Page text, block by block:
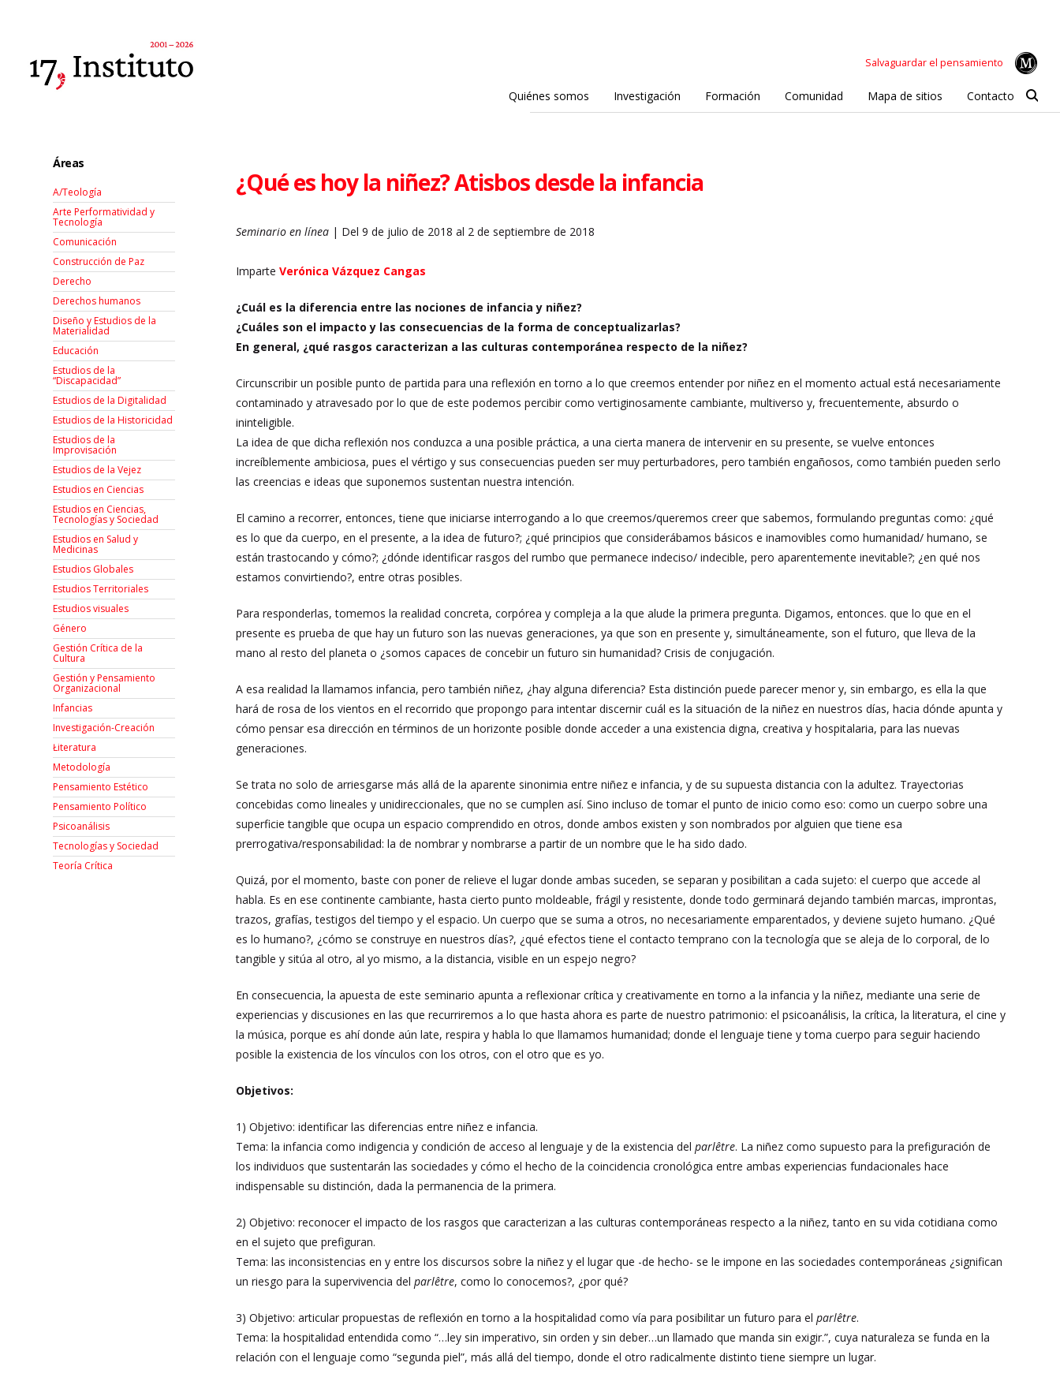
Salvaguardar el pensamiento
Quiénes somos Investigación Formación Comunidad Mapa de sitios Contacto
¿Qué es hoy la niñez? Atisbos desde la infancia
Seminario en línea | Del 9 de julio de 2018 al 2 de septiembre de 2018
ImparteVerónica Vázquez Cangas
¿Cuál es la diferencia entre las nociones de infancia y niñez?
¿Cuáles son el impacto y las consecuencias de la forma de conceptualizarlas?
En general, ¿qué rasgos caracterizan a las culturas contemporánea respecto de la niñez?
Circunscribir un posible punto de partida para una reflexión en torno a lo que creemos entender por niñez en el momento actual está necesariamente
contaminado y atravesado por lo que de este podemos percibir como vertiginosamente cambiante, multiverso y, frecuentemente, absurdo o
ininteligible.
La idea de que dicha reflexión nos conduzca a una posible práctica, a una cierta manera de intervenir en su presente, se vuelve entonces
increíblemente ambiciosa, pues el vértigo y sus consecuencias pueden ser muy perturbadores, pero también engañosos, como también pueden serlo
las creencias e ideas que suponemos sustentan nuestra intención.
El camino a recorrer, entonces, tiene que iniciarse interrogando a lo que creemos/queremos creer que sabemos, formulando preguntas como: ¿qué
es lo que da cuerpo, en el presente, a la idea de futuro?; ¿qué principios que considerábamos básicos e inamovibles como humanidad/ humano, se
están trastocando y cómo?; ¿dónde identificar rasgos del rumbo que permanece indeciso/ indecible, pero aparentemente inevitable?; ¿en qué nos
estamos convirtiendo?, entre otras posibles.
Para responderlas, tomemos la realidad concreta, corpórea y compleja a la que alude la primera pregunta. Digamos, entonces. que lo que en el
presente es prueba de que hay un futuro son las nuevas generaciones, ya que son en presente y, simultáneamente, son el futuro, que lleva de la
mano al resto del planeta o ¿somos capaces de concebir un futuro sin humanidad? Crisis de conjugación.
A esa realidad la llamamos infancia, pero también niñez, ¿hay alguna diferencia? Esta distinción puede parecer menor y, sin embargo, es ella la que
hará de rosa de los vientos en el recorrido que propongo para intentar discernir cuál es la situación de la niñez en nuestros días, hacia dónde apunta y
cómo pensar esa dirección en términos de un horizonte posible donde acceder a una existencia digna, creativa y hospitalaria, para las nuevas
generaciones.
Se trata no solo de arriesgarse más allá de la aparente sinonimia entre niñez e infancia, y de su supuesta distancia con la adultez. Trayectorias
concebidas como lineales y unidireccionales, que no se cumplen así. Sino incluso de tomar el punto de inicio como eso: como un cuerpo sobre una
superficie tangible que ocupa un espacio comprendido en otros, donde ambos existen y son nombrados por alguien que tiene esa
prerrogativa/responsabilidad: la de nombrar y nombrarse a partir de un nombre que le ha sido dado.
Quizá, por el momento, baste con poner de relieve el lugar donde ambas suceden, se separan y posibilitan a cada sujeto: el cuerpo que accede al
habla. Es en ese continente cambiante, hasta cierto punto moldeable, frágil y resistente, donde todo germinará dejando también marcas, improntas,
trazos, grafías, testigos del tiempo y el espacio. Un cuerpo que se suma a otros, no necesariamente emparentados, y deviene sujeto humano. ¿Qué
es lo humano?, ¿cómo se construye en nuestros días?, ¿qué efectos tiene el contacto temprano con la tecnología que se aleja de lo corporal, de lo
tangible y sitúa al otro, al yo mismo, a la distancia, visible en un espejo negro?
En consecuencia, la apuesta de este seminario apunta a reflexionar crítica y creativamente en torno a la infancia y la niñez, mediante una serie de
experiencias y discusiones en las que recurriremos a lo que hasta ahora es parte de nuestro patrimonio: el psicoanálisis, la crítica, la literatura, el cine y
la música, porque es ahí donde aún late, respira y habla lo que llamamos humanidad; donde el lenguaje tiene y toma cuerpo para seguir haciendo
posible la existencia de los vínculos con los otros, con el otro que es yo.
Objetivos:
1) Objetivo: identificar las diferencias entre niñez e infancia.
Tema: la infancia como indigencia y condición de acceso al lenguaje y de la existencia delparlêtre. La niñez como supuesto para la prefiguración de
los individuos que sustentarán las sociedades y cómo el hecho de la coincidencia cronológica entre ambas experiencias fundacionales hace
indispensable su distinción, dada la permanencia de la primera.
2) Objetivo: reconocer el impacto de los rasgos que caracterizan a las culturas contemporáneas respecto a la niñez, tanto en su vida cotidiana como
en el sujeto que prefiguran.
Tema: las inconsistencias en y entre los discursos sobre la niñez y el lugar que -de hecho- se le impone en las sociedades contemporáneas ¿significan
un riesgo para la supervivencia delparlêtre, como lo conocemos?, ¿por qué?
3) Objetivo: articular propuestas de reflexión en torno a la hospitalidad como vía para posibilitar un futuro para elparlêtre.
Tema: la hospitalidad entendida como “…ley sin imperativo, sin orden y sin deber…un llamado que manda sin exigir.”, cuya naturaleza se funda en la
relación con el lenguaje como “segunda piel”, más allá del tiempo, donde el otro radicalmente distinto tiene siempre un lugar.
Áreas
A/Teología
Arte Performatividad y
Tecnología
Comunicación
Construcción de Paz
Derecho
Derechos humanos
Diseño y Estudios de la
Materialidad
Educación
Estudios de la
“Discapacidad”
Estudios de la Digitalidad
Estudios de la Historicidad
Estudios de la
Improvisación
Estudios de la Vejez
Estudios en Ciencias
Estudios en Ciencias,
Tecnologías y Sociedad
Estudios en Salud y
Medicinas
Estudios Globales
Estudios Territoriales
Estudios visuales
Género
Gestión Crítica de la
Cultura
Gestión y Pensamiento
Organizacional
Infancias
Investigación-Creación
Łiteratura
Metodología
Pensamiento Estético
Pensamiento Político
Psicoanálisis
Tecnologías y Sociedad
Teoría Crítica